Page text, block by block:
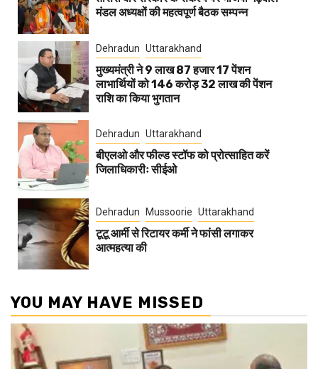
मंडल अध्यक्षों की महत्वपूर्ण बैठक सम्पन्न
Dehradun Uttarakhand
मुख्यमंत्री ने 9 लाख 87 हजार 17 पेंशन
लाभार्थियों को 146 करोड़ 32 लाख की पेंशन
राशि का किया भुगतान
Dehradun Uttarakhand
बीएलओ और फील्ड स्टॉफ को प्रोत्साहित करें
जिलाधिकारीः सीईओ
Dehradun Mussoorie Uttarakhand
टूटू आर्मी से रिटायर कर्मी ने फांसी लगाकर
आत्महत्या की
YOU MAY HAVE MISSED